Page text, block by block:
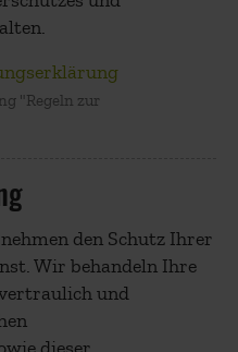
"Regeln zur
den Schutz Ihrer
Wir behandeln Ihre
und
dieser